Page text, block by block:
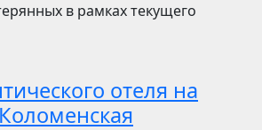
в рамках текущего
отеля на